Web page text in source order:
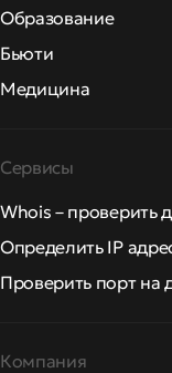
Образование
Бьюти
Медицина
Сервисы
Whois – проверить
Определить IP
Проверить порт на
Компания